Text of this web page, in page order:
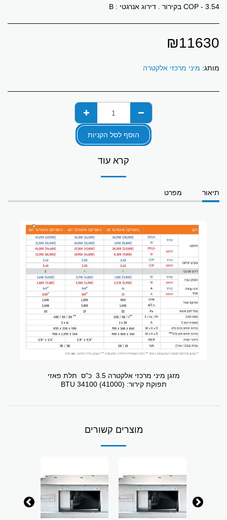
COP - 3.54 בקירור . דירוג אנרגטי : B
₪11630
מותג: מיני מרכזי אלקטרה
הוסף לסל הקניות
קרא עוד
תיאור מפרט
מזגן מיני מרכזי אלקטרה 3.5 כ"ס תלת פאזי
תפוקת קירור: (41000) 34100 BTU
מוצרים קשורים